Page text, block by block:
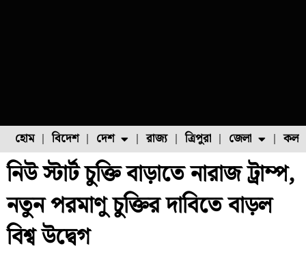
হোম বিদেশ দেশ
ফুল চাষ ফল চাষ মাছ চাষ পোল্ট্রি চাষ
রাজ্য ত্রিপুরা জেলা
উত্তর ২৪ পরগনা
নিউ স্টার্ট চুক্তি বাড়াতে নারাজ ট্রাম্প,
নতুন পরমাণু চুক্তির দাবিতে বাড়ল
বিশ্ব উদ্বেগ